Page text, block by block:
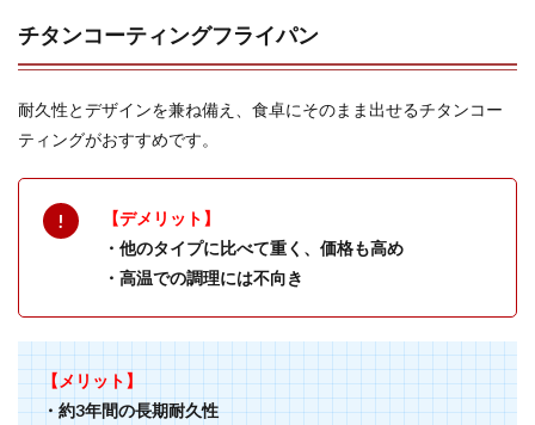
チタンコーティングフライパン
耐久性とデザインを兼ね備え、食卓にそのまま出せるチタンコー
ティングがおすすめです。
【デメリット】
・他のタイプに比べて重く、価格も高め
・高温での調理には不向き
【メリット】
・約3年間の長期耐久性